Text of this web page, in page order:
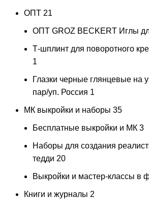
ОПТ 21
ОПТ GROZ BECKERT Иглы
Т-шплинт для поворотного
1
Глазки черные глянцевые на
пар/уп. Россия 1
МК выкройки и наборы 35
Бесплатные выкройки и МК 3
Наборы для создания
тедди 20
Выкройки и мастер-классы в
Книги и журналы 2